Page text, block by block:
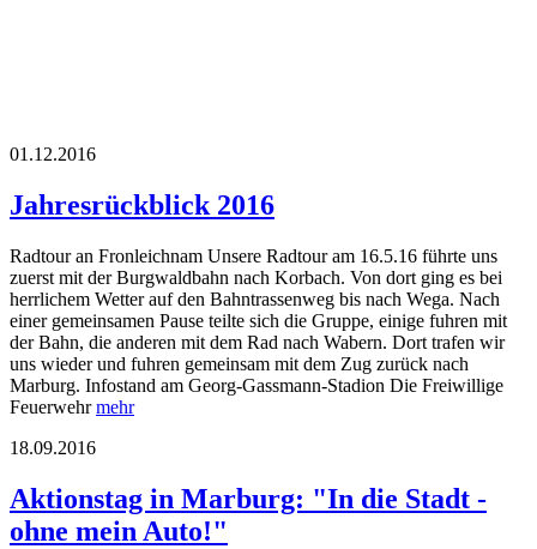
01.12.2016
Jahresrückblick 2016
Radtour an Fronleichnam Unsere Radtour am 16.5.16 führte uns
zuerst mit der Burgwaldbahn nach Korbach. Von dort ging es bei
herrlichem Wetter auf den Bahntrassenweg bis nach Wega. Nach
einer gemeinsamen Pause teilte sich die Gruppe, einige fuhren mit
der Bahn, die anderen mit dem Rad nach Wabern. Dort trafen wir
uns wieder und fuhren gemeinsam mit dem Zug zurück nach
Marburg. Infostand am Georg-Gassmann-Stadion Die Freiwillige
Feuerwehrmehr
18.09.2016
Aktionstag in Marburg: "In die Stadt -
ohne mein Auto!"